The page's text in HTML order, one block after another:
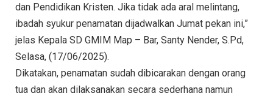
dan Pendidikan Kristen. Jika tidak ada aral melintang,
ibadah syukur penamatan dijadwalkan Jumat pekan ini,”
jelas Kepala SD GMIM Map – Bar, Santy Nender, S.Pd,
Selasa, (17/06/2025).
Dikatakan, penamatan sudah dibicarakan dengan orang
tua dan akan dilaksanakan secara sederhana namun